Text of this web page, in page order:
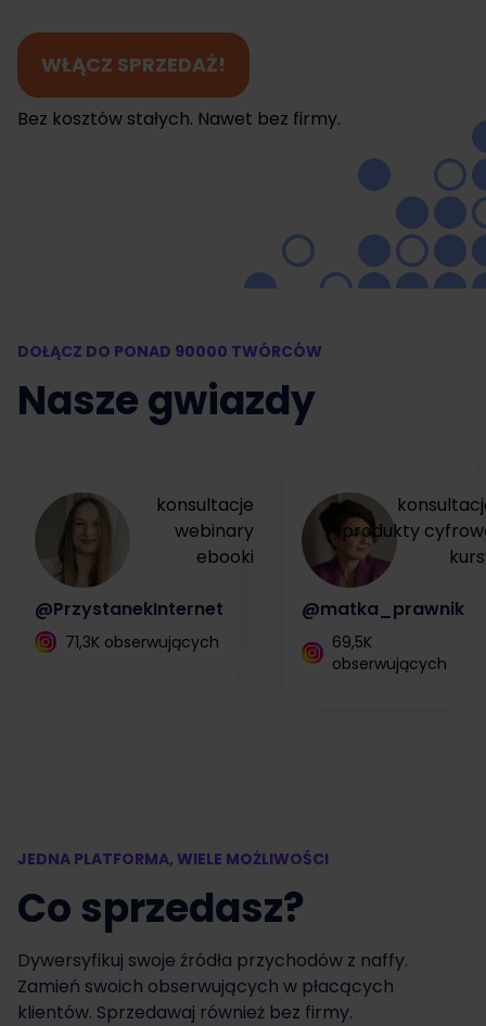
WŁĄCZ SPRZEDAŻ!
Bez kosztów stałych. Nawet bez firmy.
DOŁĄCZ DO PONAD 90000 TWÓRCÓW
Nasze gwiazdy
konsultacje
webinary
ebooki
@PrzystanekInternet
71,3K obserwujących
produkty
@matka_prawnik
69,5K
obserwujących
JEDNA PLATFORMA, WIELE MOŻLIWOŚCI
Co sprzedasz?
Dywersyfikuj swoje źródła przychodów z naffy.
Zamień swoich obserwujących w płacących
klientów. Sprzedawaj również bez firmy.